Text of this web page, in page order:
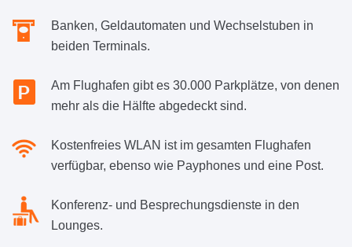
Banken, Geldautomaten und Wechselstuben in
beiden Terminals.
Am Flughafen gibt es 30.000 Parkplätze, von denen
mehr als die Hälfte abgedeckt sind.
Kostenfreies WLAN ist im gesamten Flughafen
verfügbar, ebenso wie Payphones und eine Post.
Konferenz- und Besprechungsdienste in den
Lounges.